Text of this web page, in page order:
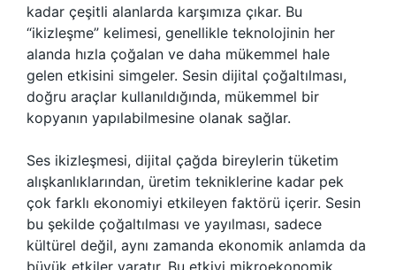
kadar çeşitli alanlarda karşımıza çıkar. Bu
“ikizleşme” kelimesi, genellikle teknolojinin her
alanda hızla çoğalan ve daha mükemmel hale
gelen etkisini simgeler. Sesin dijital çoğaltılması,
doğru araçlar kullanıldığında, mükemmel bir
kopyanın yapılabilmesine olanak sağlar.
Ses ikizleşmesi, dijital çağda bireylerin tüketim
alışkanlıklarından, üretim tekniklerine kadar pek
çok farklı ekonomiyi etkileyen faktörü içerir. Sesin
bu şekilde çoğaltılması ve yayılması, sadece
kültürel değil, aynı zamanda ekonomik anlamda da
büyük etkiler yaratır. Bu etkiyi mikroekonomik,